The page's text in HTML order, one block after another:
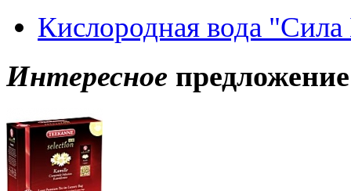
Кислородная вода "Сила
Интересное предложение